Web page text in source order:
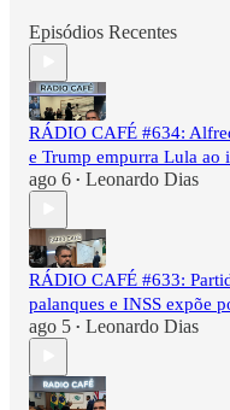
Episódios Recentes
RÁDIO CAFÉ #634:
e Trump empurra Lula ao
ago 6 • Leonardo Dias
RÁDIO CAFÉ #633:
palanques e INSS expõe
ago 5 • Leonardo Dias